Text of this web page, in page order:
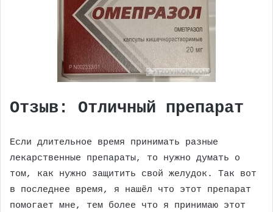
Отзыв: Отличный препарат
Если длительное время принимать разные
лекарственные препараты, то нужно думать о
том, как нужно защитить свой желудок. Так вот
в последнее время, я нашёл что этот препарат
помогает мне, тем более что я принимаю этот